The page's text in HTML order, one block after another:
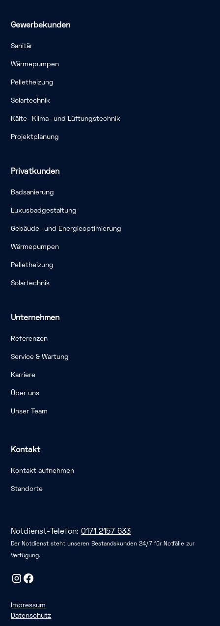
Gewerbekunden
Sanitär
Wärmepumpen
Pelletheizung
Solartechnik
Kälte- Klima- und Lüftungstechnik
Projektplanung
Privatkunden
Badsanierung
Luxusbadgestaltung
Gebäude- und Energieoptimierung
Wärmepumpen
Pelletheizung
Solartechnik
Unternehmen
Referenzen
Service & Wartung
Karriere
Über uns
Unser Team
Kontakt
Kontakt aufnehmen
Standorte
Notdienst-Telefon:0171 2157 633
Der Notdienst steht unseren Bestandskunden 24/7 für Notfälle zur
Verfügung.
Impressum
Datenschutz